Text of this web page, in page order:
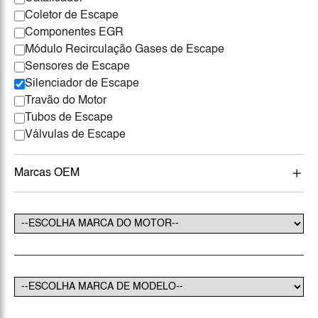
Coletor de Escape
Componentes EGR
Módulo Recirculação Gases de Escape
Sensores de Escape
Silenciador de Escape
Travão do Motor
Tubos de Escape
Válvulas de Escape
Marcas OEM